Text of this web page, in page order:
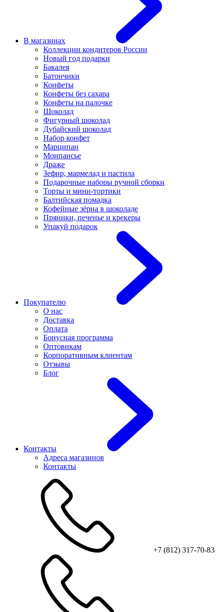
В магазинах
Коллекции кондитеров России
Новый год подарки
Бакалея
Батончики
Конфеты
Конфеты без сахара
Конфеты на палочке
Шоколад
Фигурный шоколад
Дубайский шоколад
Набор конфет
Марципан
Монпансье
Драже
Зефир, мармелад и пастила
Подарочные наборы ручной сборки
Торты и мини-тортики
Балтийская помадка
Кофейные зёрна в шоколаде
Пряники, печенье и крекеры
Упакуй подарок
Покупателю
О нас
Доставка
Оплата
Бонусная программа
Оптовикам
Корпоративным клиентам
Отзывы
Блог
Контакты
Адреса магазинов
Контакты
+7 (812) 317-70-83